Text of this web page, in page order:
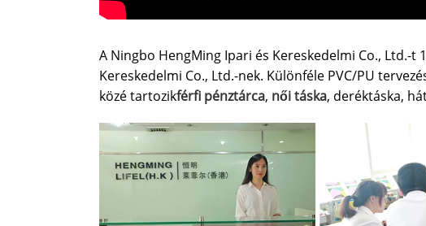
A Ningbo HengMing Ipari és Kereskedelmi Co., Ltd.-
Kereskedelmi Co., Ltd.-nek. Különféle PVC/PU
közé tartozikférfi pénztárca, női táska, deréktáska,